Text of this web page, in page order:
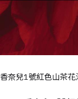
香奈兒1號紅色山茶